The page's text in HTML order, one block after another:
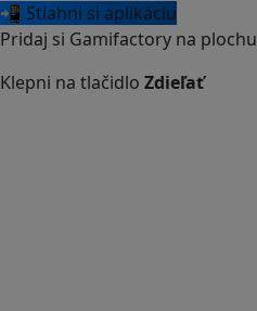
📲 Stiahni si aplikáciu
Pridaj si Gamifactory na plochu
Klepni na tlačidlo Zdieľať